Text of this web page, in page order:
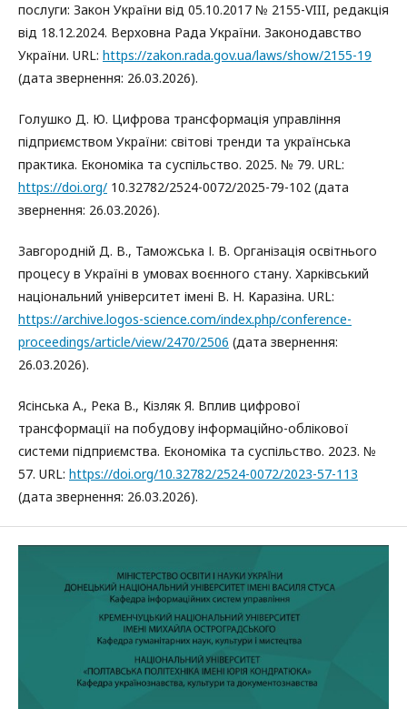
послуги: Закон України від 05.10.2017 № 2155-VIII, редакція
від 18.12.2024. Верховна Рада України. Законодавство
України. URL: https://zakon.rada.gov.ua/laws/show/2155-19
(дата звернення: 26.03.2026).
Голушко Д. Ю. Цифрова трансформація управління
підприємством України: світові тренди та українська
практика. Економіка та суспільство. 2025. № 79. URL:
https://doi.org/ 10.32782/2524-0072/2025-79-102 (дата
звернення: 26.03.2026).
Завгородній Д. В., Таможська І. В. Організація освітнього
процесу в Україні в умовах воєнного стану. Харківський
національний університет імені В. Н. Каразіна. URL:
https://archive.logos-science.com/index.php/conference-
proceedings/article/view/2470/2506 (дата звернення:
26.03.2026).
Ясінська А., Река В., Кізляк Я. Вплив цифрової
трансформації на побудову інформаційно-облікової
системи підприємства. Економіка та суспільство. 2023. №
57. URL: https://doi.org/10.32782/2524-0072/2023-57-113
(дата звернення: 26.03.2026).